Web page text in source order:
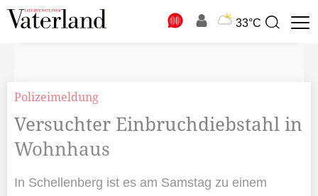
33°C
Suchbegriff
Polizeimeldung
Versuchter Einbruchdiebstahl in
Wohnhaus
In Schellenberg ist es am Samstag zu einem